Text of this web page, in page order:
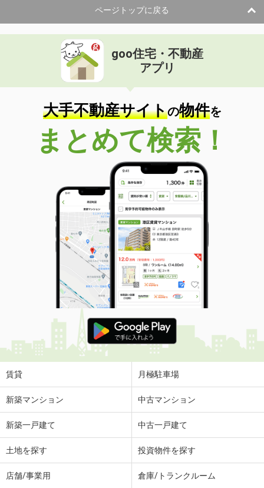
ページトップに戻る
goo住宅・不動産
アプリ
大手不動産サイトの物件を
まとめて検索！
賃貸 月極駐車場
新築マンション 中古マンション
新築一戸建て 中古一戸建て
土地を探す 投資物件を探す
店舗/事業用 倉庫/トランクルーム